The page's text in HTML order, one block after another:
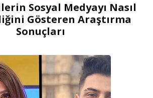
Sosyal Medyayı Nasıl
Gösteren Araştırma
Sonuçları